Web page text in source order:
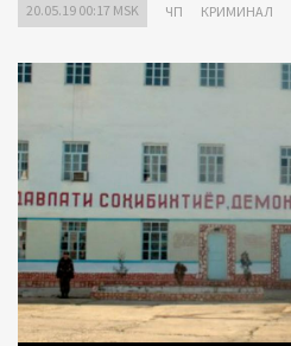
20.05.19 00:17 MSK ЧП КРИМИНАЛ